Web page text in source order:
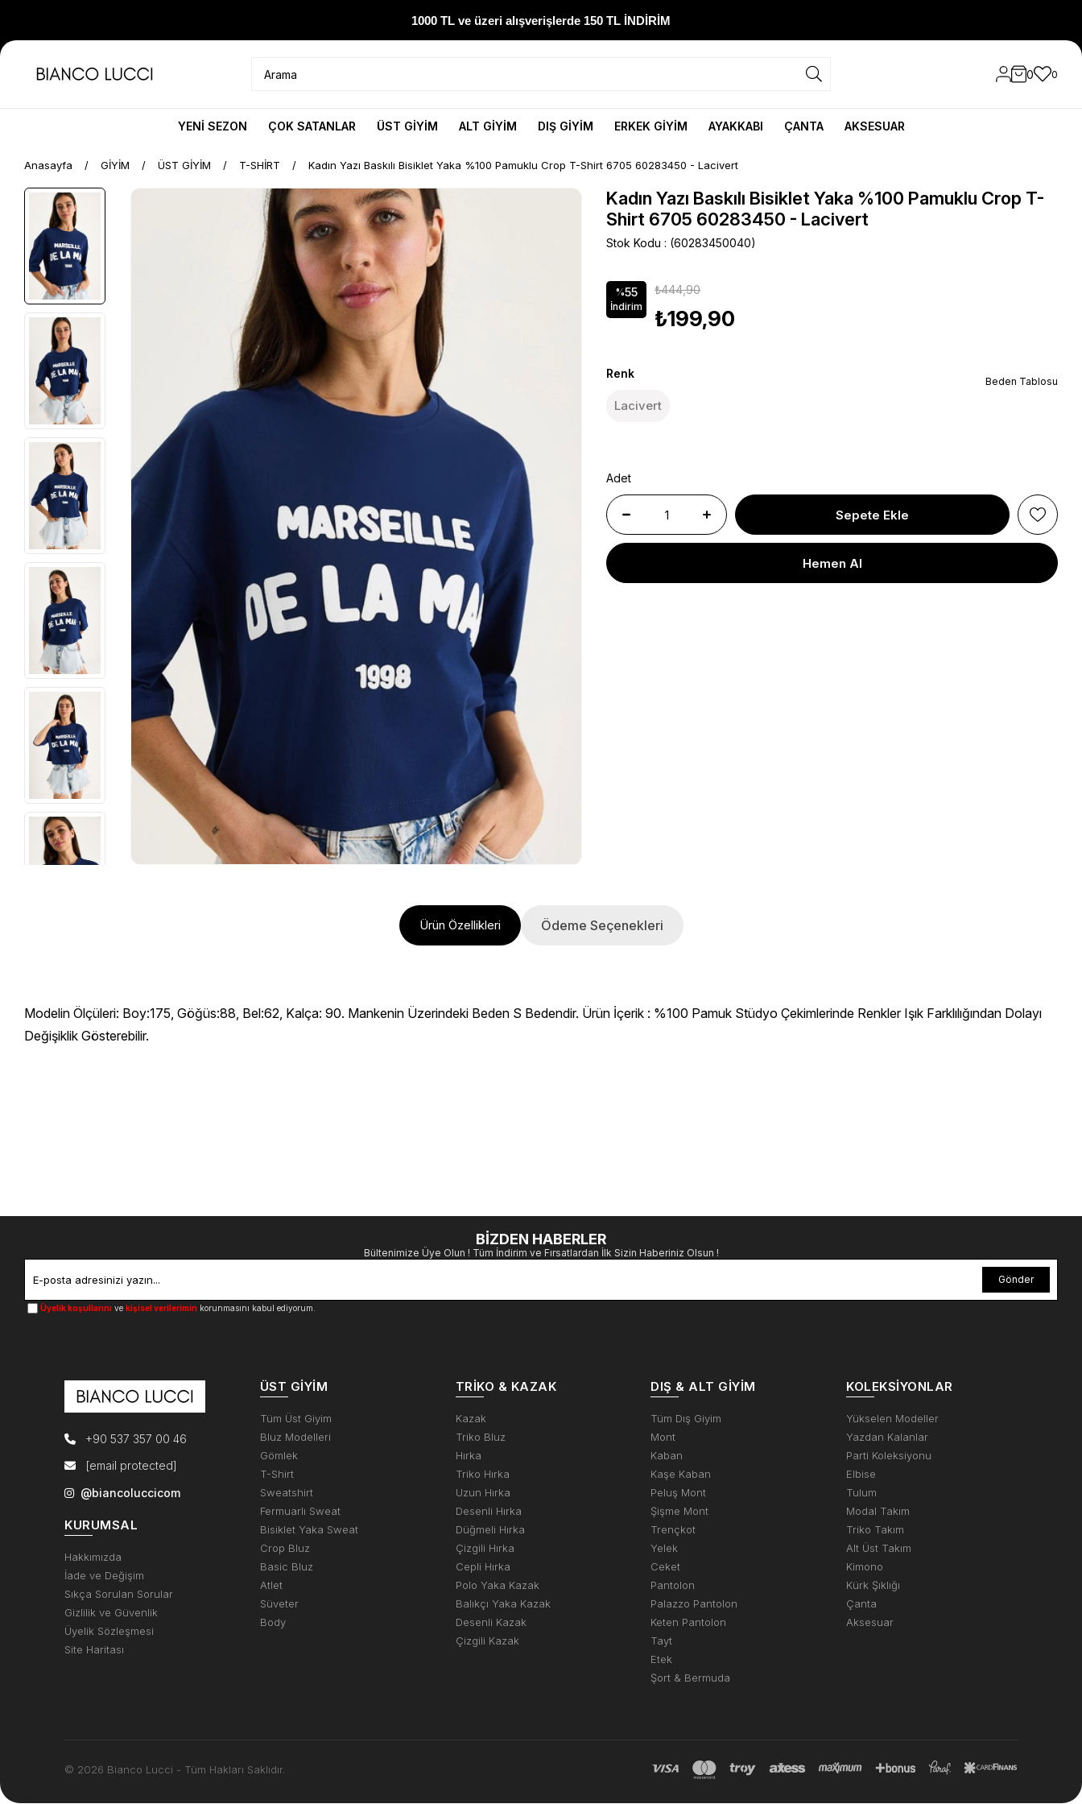
1000 TL ve üzeri alışverişlerde 150 TL İNDİRİM
1000 TL ve üzeri alışverişlerde 150 TL İNDİRİM
0 0
YENİ SEZON ÇOK SATANLAR ÜST GİYİM ALT GİYİM DIŞ GİYİM ERKEK GİYİM AYAKKABI ÇANTA AKSESUAR
Anasayfa GİYİM ÜST GİYİM T-SHİRT Kadın Yazı Baskılı Bisiklet Yaka %100 Pamuklu Crop T-Shirt 6705 60283450 - Lacivert
Kadın Yazı Baskılı Bisiklet Yaka %100 Pamuklu Crop T-
Shirt 6705 60283450 - Lacivert
Stok Kodu (60283450040)
%55
İndirim
₺444,90
₺199,90
Renk
Lacivert
Beden Tablosu
Adet
Ürün Özellikleri Ödeme Seçenekleri
Modelin Ölçüleri: Boy:175, Göğüs:88, Bel:62, Kalça: 90. Mankenin Üzerindeki Beden S Bedendir. Ürün İçerik : %100 Pamuk Stüdyo Çekimlerinde Renkler Işık Farklılığından Dolayı
Değişiklik Gösterebilir.
BİZDEN HABERLER
Bültenimize Üye Olun ! Tüm İndirim ve Fırsatlardan İlk Sizin Haberiniz Olsun !
Gönder
Üyelik koşullarını ve kişisel verilerimin korunmasını kabul ediyorum.
+90 537 357 00 46
[email protected]
@biancoluccicom
KURUMSAL
Hakkımızda
İade ve Değişim
Sıkça Sorulan Sorular
Gizlilik ve Güvenlik
Üyelik Sözleşmesi
Site Haritası
ÜST GIYIM
Tüm Üst Giyim
Bluz Modelleri
Gömlek
T-Shirt
Sweatshirt
Fermuarlı Sweat
Bisiklet Yaka Sweat
Crop Bluz
Basic Bluz
Atlet
Süveter
Body
TRIKO & KAZAK
Kazak
Triko Bluz
Hırka
Triko Hırka
Uzun Hırka
Desenli Hırka
Düğmeli Hırka
Çizgili Hırka
Cepli Hırka
Polo Yaka Kazak
Balıkçı Yaka Kazak
Desenli Kazak
Çizgili Kazak
DIŞ & ALT GIYIM
Tüm Dış Giyim
Mont
Kaban
Kaşe Kaban
Peluş Mont
Şişme Mont
Trençkot
Yelek
Ceket
Pantolon
Palazzo Pantolon
Keten Pantolon
Tayt
Etek
Şort & Bermuda
KOLEKSIYONLAR
Yükselen Modeller
Yazdan Kalanlar
Parti Koleksiyonu
Elbise
Tulum
Modal Takım
Triko Takım
Alt Üst Takım
Kimono
Kürk Şıklığı
Çanta
Aksesuar
© 2026 Bianco Lucci - Tüm Hakları Saklıdır.